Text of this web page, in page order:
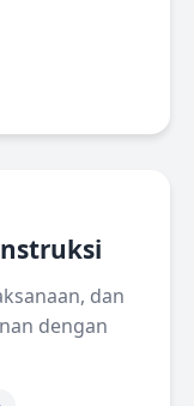
dan
dengan